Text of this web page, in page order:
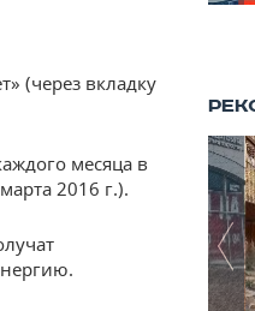
(через вкладку
месяца в
2016 г.).